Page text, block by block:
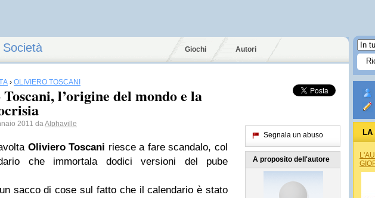
Società Giochi Autori
› OLIVIERO TOSCANI
l’origine del mondo e la
2011 daAlphaville
Oliviero Toscani riesce a fare scandalo, col
che immortala dodici versioni del pube
sacco di cose sul fatto che il calendario è stato
Segnala un abuso
A proposito dell'autore
LA